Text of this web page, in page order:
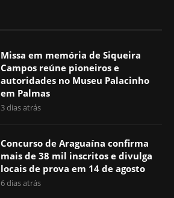
Missa em memória de Siqueira
Campos reúne pioneiros e
autoridades no Museu Palacinho
em Palmas
3 dias atrás
Concurso de Araguaína confirma
mais de 38 mil inscritos e divulga
locais de prova em 14 de agosto
6 dias atrás